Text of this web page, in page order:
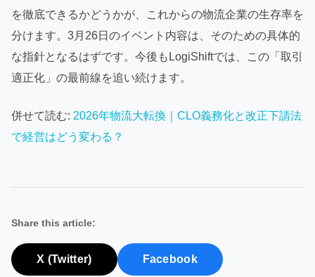
を徹底できるかどうかが、これからの物流企業の生存率を
分けます。3月26日のイベント内容は、そのための具体的
な指針となるはずです。今後もLogiShiftでは、この「取引
適正化」の最前線を追い続けます。
併せて読む: 2026年物流大転換｜CLO義務化と改正下請法
で経営はどう変わる？
Share this article:
X (Twitter) Facebook